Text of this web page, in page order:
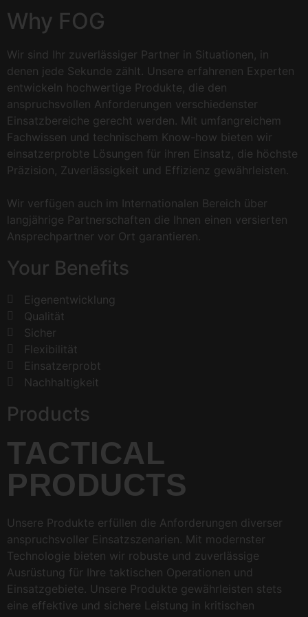
Why FOG
Wir sind Ihr zuverlässiger Partner in Situationen, in
denen jede Sekunde zählt. Unsere erfahrenen Experten
entwickeln hochwertige Produkte, die den
anspruchsvollen Anforderungen verschiedenster
Einsatzbereiche gerecht werden. Mit umfangreichem
Fachwissen und technischem Know-how bieten wir
einsatzerprobte Lösungen für ihren Einsatz, die höchste
Präzision, Zuverlässigkeit und Effizienz gewährleisten.
Wir verfügen auch im Internationalen Bereich über
langjährige Partnerschaften die Ihnen einen versierten
Ansprechpartner vor Ort garantieren.
Your Benefits
Eigenentwicklung
Qualität
Sicher
Flexibilität
Einsatzerprobt
Nachhaltigkeit
Products
TACTICAL
PRODUCTS
Unsere Produkte erfüllen die Anforderungen diverser
anspruchsvoller Einsatzszenarien. Mit modernster
Technologie bieten wir robuste und zuverlässige
Ausrüstung für Ihre taktischen Operationen und
Einsatzgebiete. Unsere Produkte gewährleisten stets
eine effektive und sichere Leistung in kritischen